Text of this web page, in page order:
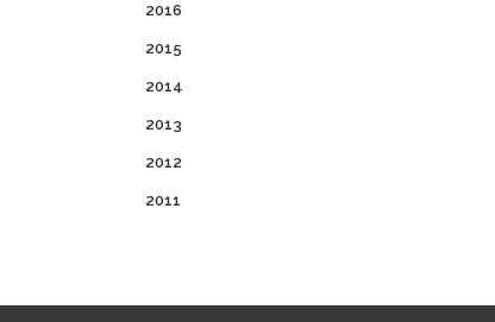
2016
2015
2014
2013
2012
2011